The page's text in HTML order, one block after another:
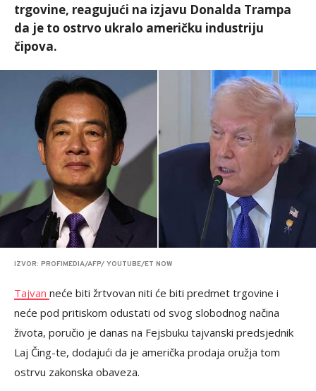
trgovine, reagujući na izjavu Donalda Trampa
da je to ostrvo ukralo američku industriju
čipova.
IZVOR: PROFIMEDIA/AFP/ YOUTUBE/ET NOW
Tajvan neće biti žrtvovan niti će biti predmet trgovine i
neće pod pritiskom odustati od svog slobodnog načina
života, poručio je danas na Fejsbuku tajvanski predsjednik
Laj Čing-te, dodajući da je američka prodaja oružja tom
ostrvu zakonska obaveza.